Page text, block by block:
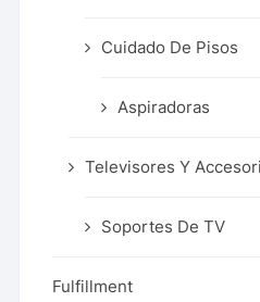
Cuidado De Pisos
Aspiradoras
Televisores Y
Soportes De TV
Fulfillment